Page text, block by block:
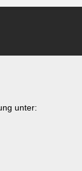
unter: